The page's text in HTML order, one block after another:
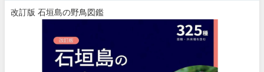
改訂版 石垣島の野鳥図鑑